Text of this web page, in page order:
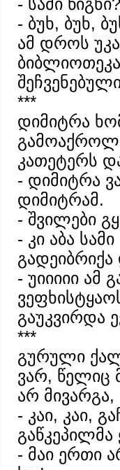
- ბუხ, ბუხ,
ამ დროს
***
დიმიტრა
კათეტერს
- დიმიტრა
დიმიტრამ.
- შვილები
- კი აბა
- უიიიიი ამ
გაუკვირდა
***
გურული
ვარ, წელიც
არ
- კაი, კაი,
გაწკეპილმა
- მაი ერთი